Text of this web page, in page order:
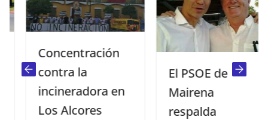
Concentración
contra la
incineradora en
Los Alcores
El PSOE de
Mairena
respalda